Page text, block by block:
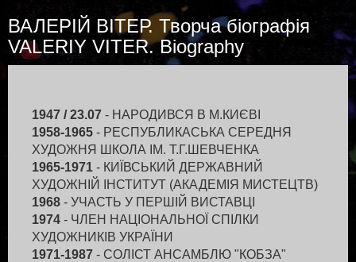
ВАЛЕРІЙ ВІТЕР. Творча біографія
VALERIY VITER. Biography
1947 / 23.07 - НАРОДИВСЯ В М.КИЄВІ
1958-1965 - РЕСПУБЛИКАСЬКА СЕРЕДНЯ
ХУДОЖНЯ ШКОЛА ІМ. Т.Г.ШЕВЧЕНКА
1965-1971 - КИЇВСЬКИЙ ДЕРЖАВНИЙ
ХУДОЖНІЙ ІНСТИТУТ (АКАДЕМІЯ МИСТЕЦТВ)
1968 - УЧАСТЬ У ПЕРШІЙ ВИСТАВЦІ
1974 - ЧЛЕН НАЦІОНАЛЬНОЇ СПІЛКИ
ХУДОЖНИКІВ УКРАЇНИ
1971-1987 - СОЛІСТ АНСАМБЛЮ "КОБЗА"